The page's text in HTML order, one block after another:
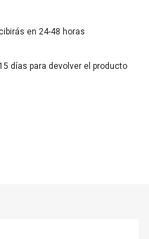
en 24-48 horas
días para devolver el producto